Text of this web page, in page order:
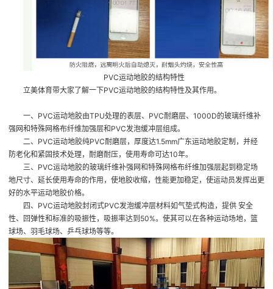
PVC运动地胶的结构特性
立美体育带大家了解一下PVC运动地胶的结构特性及其作用。
一、PVC运动地胶由TPU处理的表层、PVC耐磨层、1000D的玻璃纤维补
强网和特殊网格布纤维加强层和PVC发泡缓冲层组成。
二、PVC运动地胶纯PVC耐磨层，厚度达1.5mm广东运动地胶定制 ，并经
防老化和紧固技术处理，耐磨耐压，使用寿命可达10年。
三、PVC运动地胶的玻璃纤维补强网和特殊网格布纤维加强层起到稳定场
地尺寸、延长使用寿命的作用，使地胶收缩，性能更加稳定，使运动员发挥出更
好的水平运动地胶价格。
四、PVC运动地胶封闭式PVC发泡缓冲层材料如气垫式构造，提供 安全
性、回弹性和标准的吸振性，吸振率达到50%。使其可以在各种运动场地，篮
球场、羽毛球场、乒乓球场等等。